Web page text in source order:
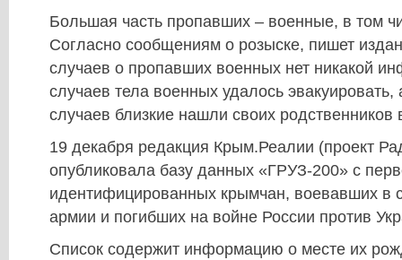
Большая часть пропавших – военные, в том
Согласно сообщениям о розыске, пишет
случаев о пропавших военных нет никакой
случаев тела военных удалось
случаев близкие нашли своих родственников
19 декабря редакция Крым.Реалии (проект
опубликовала базу данных «ГРУЗ-200» с
идентифицированных крымчан, воевавших в
армии и погибших на войне России против
Список содержит информацию о месте их